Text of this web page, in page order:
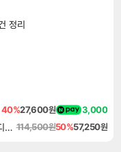
정리
40%27,600원 3,000
하늘의 궤적 the 1st 디지털 디럭스 에디션 Sora no Kiseki the 1st Digital Deluxe Edition 114,500원50%57,250원